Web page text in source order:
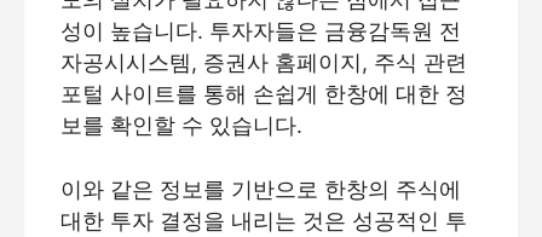
성이 높습니다. 투자자들은 금융감독원 전
자공시시스템, 증권사 홈페이지, 주식 관련
포털 사이트를 통해 손쉽게 한창에 대한 정
보를 확인할 수 있습니다.
이와 같은 정보를 기반으로 한창의 주식에
대한 투자 결정을 내리는 것은 성공적인 투